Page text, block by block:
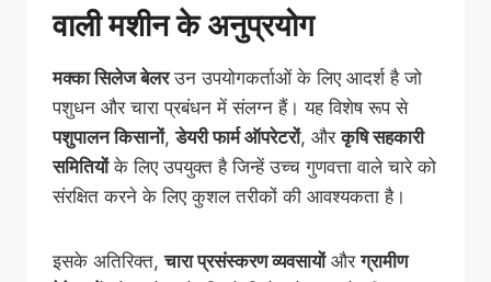
वाली मशीन के अनुप्रयोग
मक्का सिलेज बेलरउन उपयोगकर्ताओं के लिए आदर्श है जो
पशुधन और चारा प्रबंधन में संलग्न हैं। यह विशेष रूप से
पशुपालन किसानों,डेयरी फार्म ऑपरेटरों, औरकृषि सहकारी
समितियोंके लिए उपयुक्त है जिन्हें उच्च गुणवत्ता वाले चारे को
संरक्षित करने के लिए कुशल तरीकों की आवश्यकता है।
इसके अतिरिक्त,चारा प्रसंस्करण व्यवसायोंऔरग्रामीण